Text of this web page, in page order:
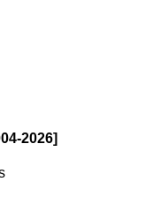
-2026]